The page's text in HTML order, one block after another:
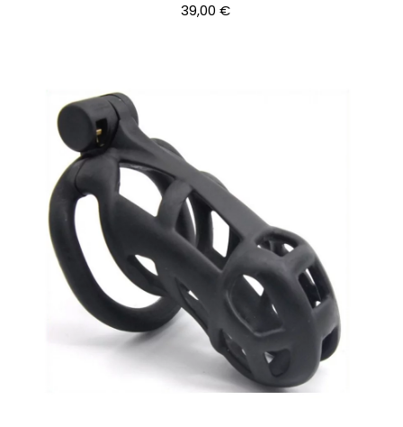
39,00 €